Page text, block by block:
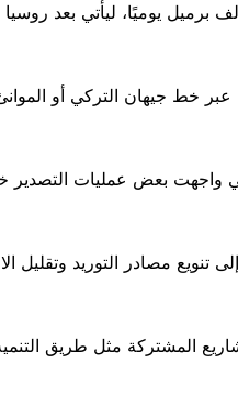
بيانات نفطية دولية بأن العراق احتل المرتبة الثانية كأكبر مصدر للنفط الخام إلى تركيا خلال عام 2025، بمتوسط 77 ألف برميل يوميًا،
عبر خط جيهان التركي أو
واجهت بعض عمليات التصدير
مصادر التوريد وتقليل
المشتركة مثل طريق